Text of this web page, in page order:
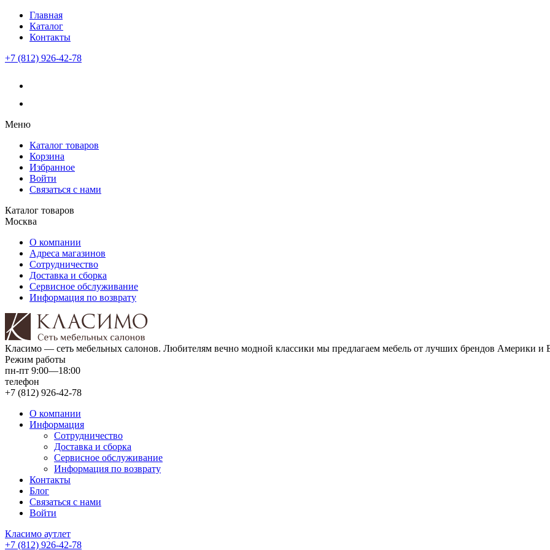
Главная
Каталог
Контакты
+7 (812) 926-42-78
Меню
Каталог товаров
Корзина
Избранное
Войти
Связаться с нами
Каталог товаров
Москва
О компании
Адреса магазинов
Сотрудничество
Доставка и сборка
Сервисное обслуживание
Информация по возврату
Класимо — cеть мебельных салонов. Любителям вечно модной классики мы предлагаем мебель от лучших брендов Америки и
Режим работы
пн-пт 9:00—18:00
телефон
+7 (812) 926-42-78
О компании
Информация
Сотрудничество
Доставка и сборка
Сервисное обслуживание
Информация по возврату
Контакты
Блог
Связаться с нами
Войти
Класимо аутлет
+7 (812) 926-42-78